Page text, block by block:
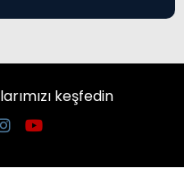
keşfedin